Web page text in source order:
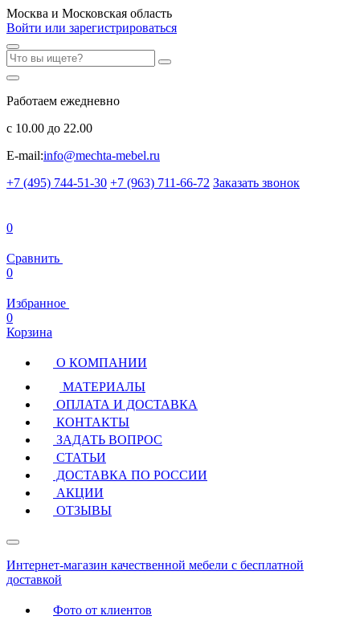
Москва и Московская область
Войти или зарегистрироваться
Работаем ежедневно
с 10.00 до 22.00
E-mail:info@mechta-mebel.ru
+7 (495) 744-51-30 +7 (963) 711-66-72 Заказать звонок
0
Сравнить
0
Избранное
0
Корзина
О КОМПАНИИ
МАТЕРИАЛЫ
ОПЛАТА И ДОСТАВКА
КОНТАКТЫ
ЗАДАТЬ ВОПРОС
СТАТЬИ
ДОСТАВКА ПО РОССИИ
АКЦИИ
ОТЗЫВЫ
Интернет-магазин качественной мебели с бесплатной
доставкой
Фото от клиентов